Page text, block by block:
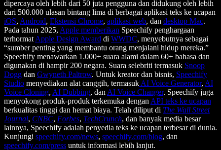
dipercaya oleh lebih dari 50 juta pengguna dan didukung oleh lebih
dari 500.000 ulasan bintang lima di berbagai aplikasi teks ke ucapan
iOS, Android, Ekstensi Chrome, aplikasi web, dan desktop Mac.
Pada tahun 2025, Apple memberikan Speechify penghargaan
terhormat Apple Design Award di WWDC, menyebutnya sebagai
“sumber penting yang membantu orang menjalani hidup mereka.”
Speechify menawarkan 1.000+ suara alami dalam 60+ bahasa dan
digunakan di hampir 200 negara. Suara selebriti termasuk Snoop
Dogg dan Gwyneth Paltrow. Untuk kreator dan bisnis, Speechify
Studio menyediakan alat canggih, termasuk AI Voice Generator, AI
Voice Cloning, AI Dubbing, dan AI Voice Changer. Speechify juga
menyokong produk-produk terkemuka dengan API teks ke ucapan
berkualitas tinggi dan hemat biaya. Telah diliput di The Wall Street
Journal, CNBC, Forbes, TechCrunch, dan banyak media besar
lainnya, Speechify adalah penyedia teks ke ucapan terbesar di dunia.
Kunjungi speechify.com/news, speechify.com/blog, dan
speechify.com/press untuk informasi lebih lanjut.